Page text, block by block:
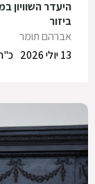
היעדר השוויון
ביזור
אברהם תומר
13 יולי 2026